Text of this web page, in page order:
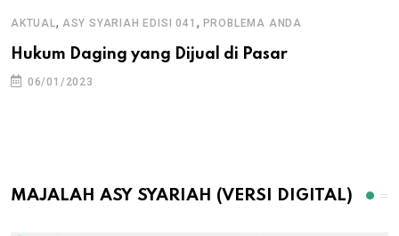
AKTUAL, ASY SYARIAH EDISI 041 , PROBLEMA ANDA
Hukum Daging yang Dijual di Pasar
06/01/2023
MAJALAH ASY SYARIAH (VERSI DIGITAL)